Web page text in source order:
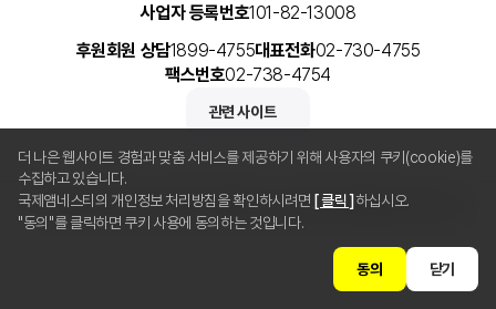
사업자 등록번호101-82-13008
후원회원 상담1899-4755대표전화02-730-4755
팩스번호02-738-4754
관련 사이트
Copyright © 2025 사단법인 국제앰네스티 한국지부 All Rights Reserved.
더 나은 웹사이트 경험과 맞춤 서비스를 제공하기 위해 사용자의 쿠키(cookie)를
수집하고 있습니다.
국제앰네스티의 개인정보 처리방침을 확인하시려면 [ 클릭 ] 하십시오.
"동의"를 클릭하면 쿠키 사용에 동의하는 것입니다.
동의 닫기